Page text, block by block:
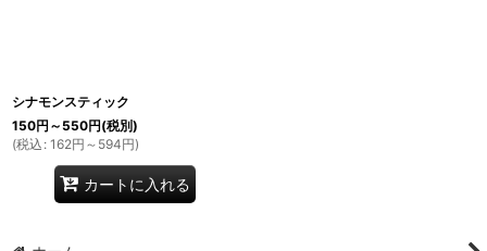
シナモンスティック
150円 ～550円(税別)
(税込 : 162円 ～594円)
カートに入れる